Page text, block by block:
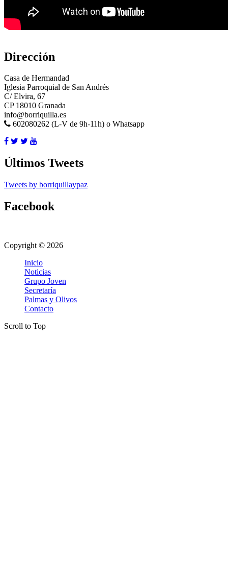
Dirección
Casa de Hermandad
Iglesia Parroquial de San Andrés
C/ Elvira, 67
CP 18010 Granada
info@borriquilla.es
602080262 (L-V de 9h-11h) o Whatsapp
Últimos Tweets
Tweets by borriquillaypaz
Facebook
Copyright © 2026
Inicio
Noticias
Grupo Joven
Secretaría
Palmas y Olivos
Contacto
Scroll to Top